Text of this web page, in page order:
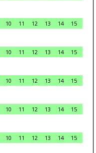
10 11 12 13 14
15
10 11 12 13 14
15
10 11 12 13 14
15
10 11 12 13 14
15
10 11 12 13 14
15